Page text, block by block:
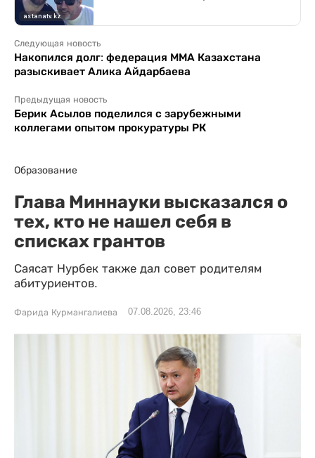
Следующая новость
Накопился долг: федерация ММА Казахстана
разыскивает Алика Айдарбаева
Предыдущая новость
Берик Асылов поделился с зарубежными
коллегами опытом прокуратуры РК
Образование
Глава Миннауки высказался о
тех, кто не нашел себя в
списках грантов
Саясат Нурбек также дал совет родителям
абитуриентов.
Фарида Курмангалиева 07.08.2026, 23:46